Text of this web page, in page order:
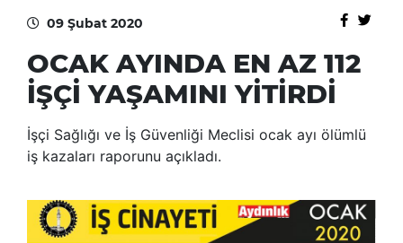
09 Şubat 2020
OCAK AYINDA EN AZ 112
İŞÇİ YAŞAMINI YİTİRDİ
İşçi Sağlığı ve İş Güvenliği Meclisi ocak ayı ölümlü
iş kazaları raporunu açıkladı.